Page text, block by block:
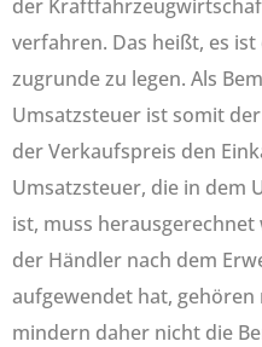
der
verfahren. Das heißt, es ist
zugrunde zu legen. Als
Umsatzsteuer ist somit
der Verkaufspreis den
Umsatzsteuer, die in dem
ist, muss
der Händler nach dem
aufgewendet hat,
mindern daher nicht die